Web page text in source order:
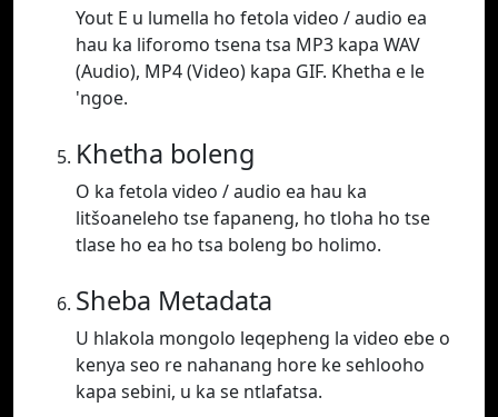
Yout E u lumella ho fetola video / audio ea
hau ka liforomo tsena tsa MP3 kapa WAV
(Audio), MP4 (Video) kapa GIF. Khetha e le
'ngoe.
Khetha boleng
O ka fetola video / audio ea hau ka
litšoaneleho tse fapaneng, ho tloha ho tse
tlase ho ea ho tsa boleng bo holimo.
Sheba Metadata
U hlakola mongolo leqepheng la video ebe o
kenya seo re nahanang hore ke sehlooho
kapa sebini, u ka se ntlafatsa.